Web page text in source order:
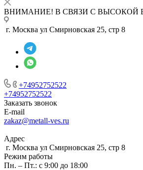
ВНИМАНИЕ! В СВЯЗИ С ВЫСОКОЙ
г. Москва ул Смирновская 25, стр 8
+74952752522
+74952752522
Заказать звонок
E-mail
zakaz@metall-ves.ru
Адрес
г. Москва ул Смирновская 25, стр 8
Режим работы
Пн. – Пт.: с 9:00 до 18:00